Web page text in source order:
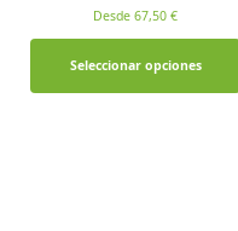
Desde 67,50 €
Seleccionar opciones